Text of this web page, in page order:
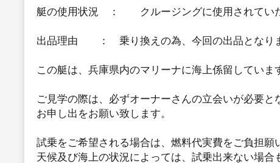
艇の使用状況 ： クルージングに使用されていた
出品理由 ： 乗り換えの為、今回の出品となりま
この艇は、兵庫県内のマリーナに海上係留していま
ご見学の際は、必ずオーナーさんの立会いが必要と
お申し出をお願い致します。
試乗をご希望される場合は、燃料代実費をご負担願
天候及び海上の状況によっては、試乗出来ない場合